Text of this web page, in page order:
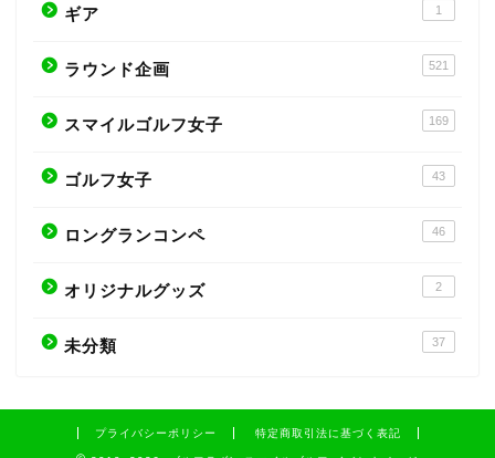
ギア 1
ラウンド企画 521
スマイルゴルフ女子 169
ゴルフ女子 43
ロングランコンペ 46
オリジナルグッズ 2
未分類 37
プライバシーポリシー 特定商取引法に基づく表記